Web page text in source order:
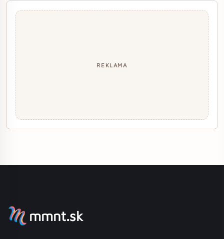
REKLAMA
mmnt.sk